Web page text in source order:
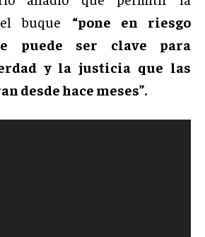
buque “pone en riesgo
puede ser clave para
y la justicia que las
desde hace meses”.